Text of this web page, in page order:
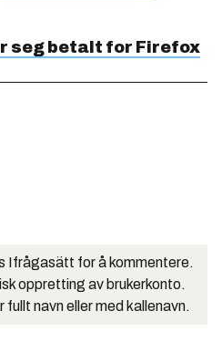
seg betalt for Firefox
Ifrågasätt for å kommentere.
oppretting av brukerkonto.
fullt navn eller med kallenavn.